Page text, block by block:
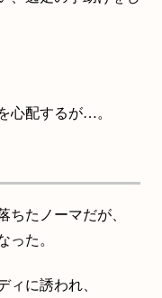
心配するが…。
ちたノーマだが、
った。
ィに誘われ、